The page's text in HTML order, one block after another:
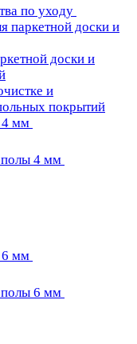
по уходу
паркетной доски и
доски и
и
покрытий
4 мм
полы 4 мм
6 мм
полы 6 мм